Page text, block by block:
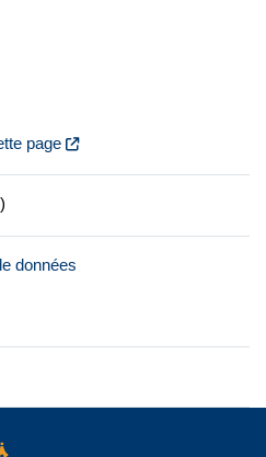
page
)
données